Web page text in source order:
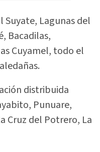
Suyate, Lagunas del
Bacadilas,
Cuyamel, todo el
distribuida
Punuare,
Cruz del Potrero, La